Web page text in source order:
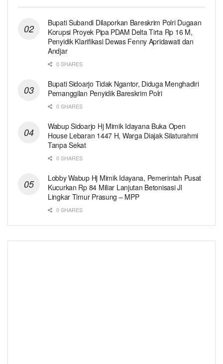
Bupati Subandi Dilaporkan Bareskrim Polri Dugaan
Korupsi Proyek Pipa PDAM Delta Tirta Rp 16 M,
Penyidik Klarifikasi Dewas Fenny Apridawati dan
Andjar
0 SHARES
Bupati Sidoarjo Tidak Ngantor, Diduga Menghadiri
Pemanggilan Penyidik Bareskrim Polri
0 SHARES
Wabup Sidoarjo Hj Mimik Idayana Buka Open
House Lebaran 1447 H, Warga Diajak Silaturahmi
Tanpa Sekat
0 SHARES
Lobby Wabup Hj Mimik Idayana, Pemerintah Pusat
Kucurkan Rp 84 Miliar Lanjutan Betonisasi Jl
Lingkar Timur Prasung – MPP
0 SHARES